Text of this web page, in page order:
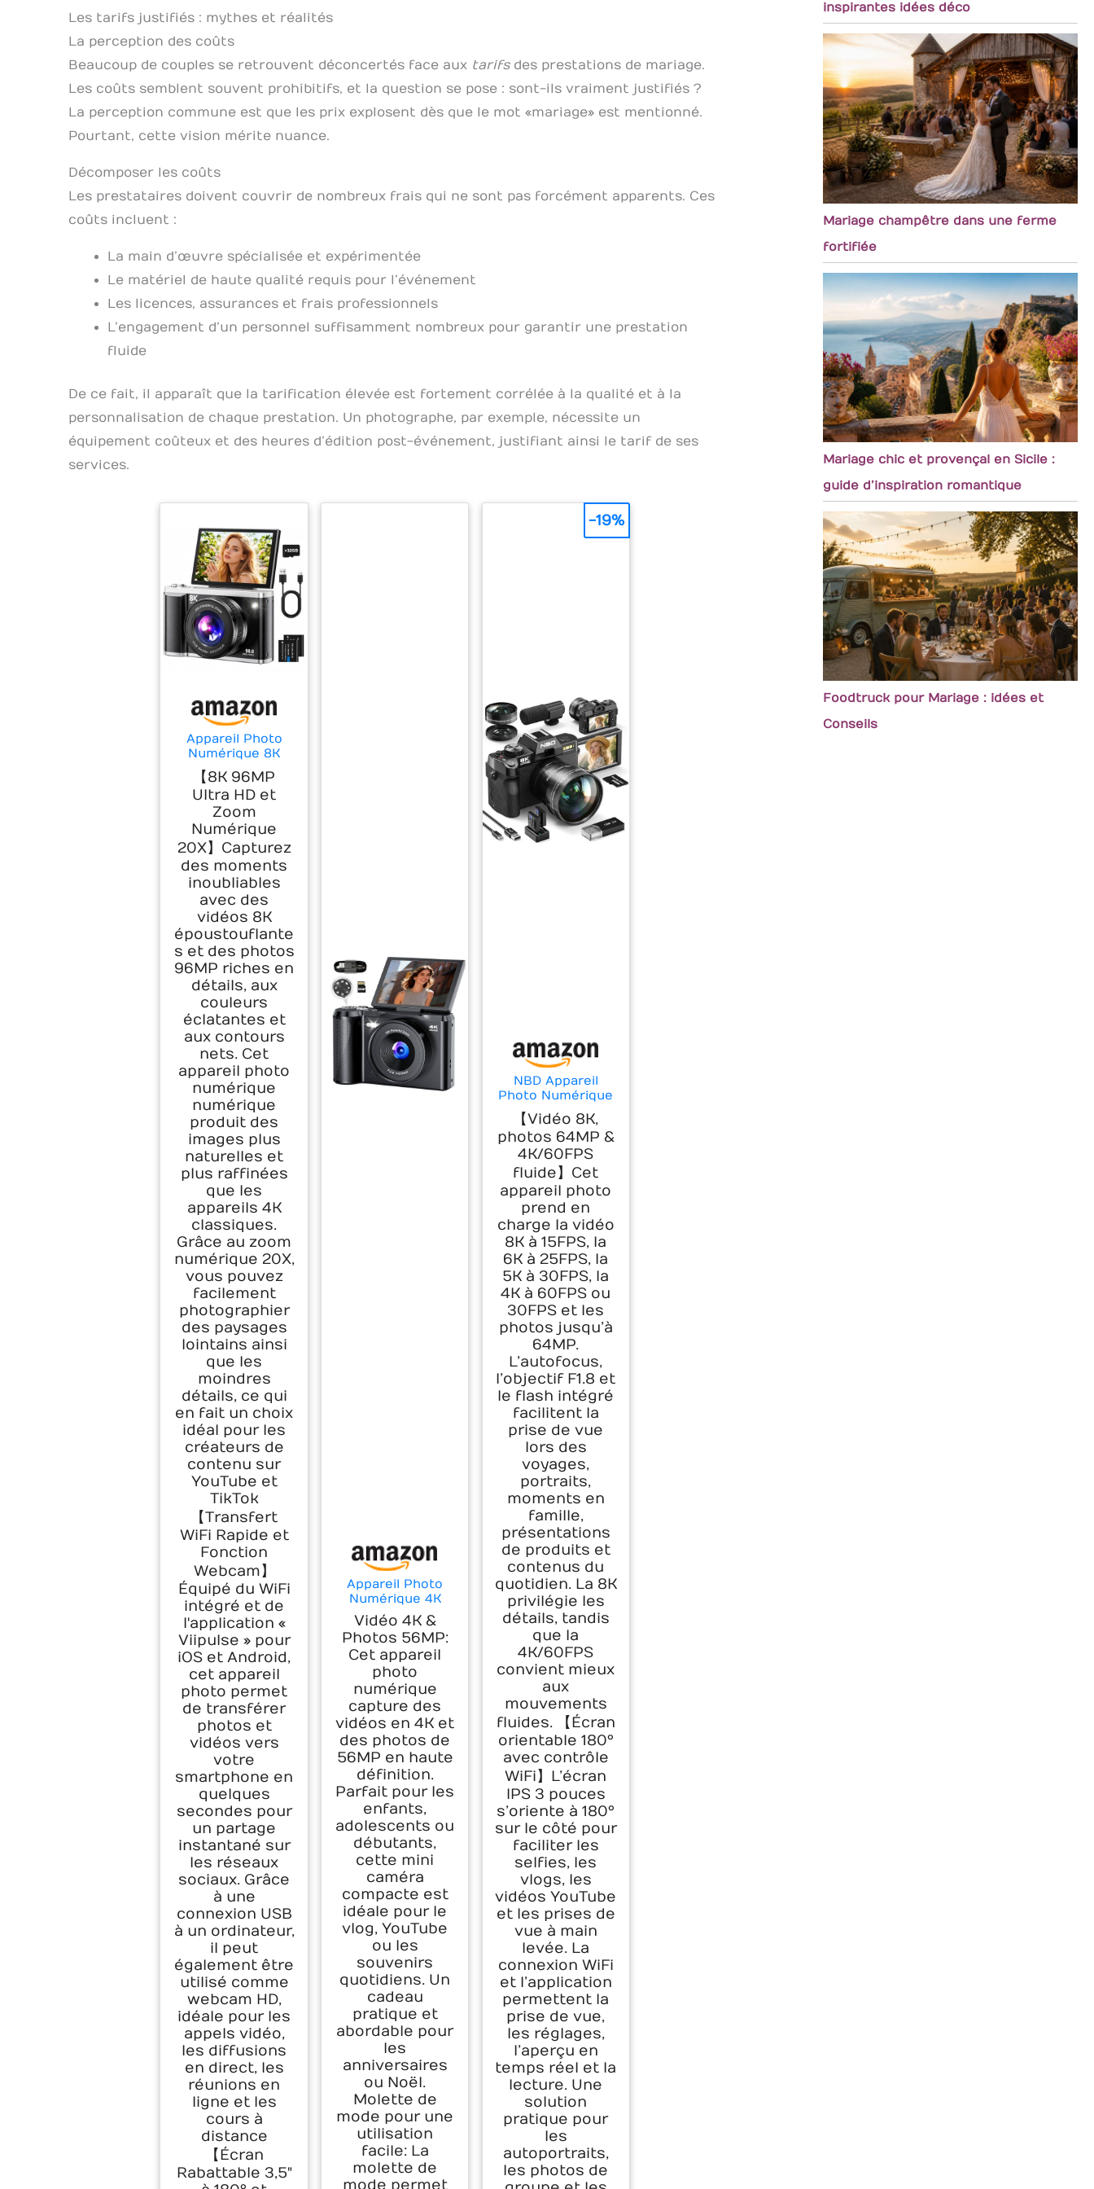
Les tarifs justifiés : mythes et réalités
La perception des coûts
Beaucoup de couples se retrouvent déconcertés face aux tarifsdes prestations de mariage.
Les coûts semblent souvent prohibitifs, et la question se pose : sont-ils vraiment justifiés ?
La perception commune est que les prix explosent dès que le mot « mariage » est mentionné.
Pourtant, cette vision mérite nuance.
Décomposer les coûts
Les prestataires doivent couvrir de nombreux frais qui ne sont pas forcément apparents. Ces
coûts incluent :
La main d’œuvre spécialisée et expérimentée
Le matériel de haute qualité requis pour l’événement
Les licences, assurances et frais professionnels
L’engagement d’un personnel suffisamment nombreux pour garantir une prestation
fluide
De ce fait, il apparaît que la tarification élevée est fortement corrélée à la qualité et à la
personnalisation de chaque prestation. Un photographe, par exemple, nécessite un
équipement coûteux et des heures d’édition post-événement, justifiant ainsi le tarif de ses
services.
Appareil Photo
Numérique 8K
96MP avec WiFi,
Zoom Numérique
20X, Appareil
Photo avec
Autofocus et
Stabilisation Anti-
Shake, Écran
Rabattable 3,5"
180°, Carte SD
32GB et 2
Batteries
【8K 96MP
Ultra HD et
Zoom
Numérique
20X】Capturez
des moments
inoubliables
avec des
vidéos 8K
époustouflante
s et des photos
96MP riches en
détails, aux
couleurs
éclatantes et
aux contours
nets. Cet
appareil photo
numérique
numérique
produit des
images plus
naturelles et
plus raffinées
que les
appareils 4K
classiques.
Grâce au zoom
numérique 20X,
vous pouvez
facilement
photographier
des paysages
lointains ainsi
que les
moindres
détails, ce qui
en fait un choix
idéal pour les
créateurs de
contenu sur
YouTube et
TikTok
【Transfert
WiFi Rapide et
Fonction
Webcam】
Équipé du WiFi
intégré et de
l'application «
Viipulse » pour
iOS et Android,
cet appareil
photo permet
de transférer
photos et
vidéos vers
votre
smartphone en
quelques
secondes pour
un partage
instantané sur
les réseaux
sociaux. Grâce
à une
connexion USB
à un ordinateur,
il peut
également être
utilisé comme
webcam HD,
idéale pour les
appels vidéo,
les diffusions
en direct, les
réunions en
ligne et les
cours à
distance
【Écran
Rabattable 3,5"
Appareil Photo
Numérique 4K
Digital: 56MP
Appareils
Numérique avec
molette de Mode
Écran Rabattable
180° - Camera
pour Vlog avec
Carte 32GB - pour
Adolescents
Débutants Adultes
Enfant
Vidéo 4K &
Photos 56MP:
Cet appareil
photo
numérique
capture des
vidéos en 4K et
des photos de
56MP en haute
définition.
Parfait pour les
enfants,
adolescents ou
débutants,
cette mini
caméra
compacte est
idéale pour le
vlog, YouTube
ou les
souvenirs
quotidiens. Un
cadeau
pratique et
abordable pour
les
anniversaires
ou Noël.
Molette de
mode pour une
utilisation
facile: La
molette de
NBD Appareil
Photo Numérique
8K 64MP,
Autofocus, Zoom
Numérique 16X,
Noir
【Vidéo 8K,
photos 64MP &
4K/60FPS
fluide】Cet
appareil photo
prend en
charge la vidéo
8K à 15FPS, la
6K à 25FPS, la
5K à 30FPS, la
4K à 60FPS ou
30FPS et les
photos jusqu’à
64MP.
L’autofocus,
l’objectif F1.8 et
le flash intégré
facilitent la
prise de vue
lors des
voyages,
portraits,
moments en
famille,
présentations
de produits et
contenus du
quotidien. La 8K
privilégie les
détails, tandis
que la
4K/60FPS
convient mieux
aux
mouvements
fluides. 【Écran
orientable 180°
avec contrôle
WiFi】L’écran
IPS 3 pouces
s’oriente à 180°
sur le côté pour
faciliter les
selfies, les
vlogs, les
vidéos YouTube
et les prises de
vue à main
levée. La
connexion WiFi
et l’application
permettent la
prise de vue,
les réglages,
l’aperçu en
temps réel et la
lecture. Une
solution
pratique pour
les
autoportraits,
les photos de
-19%
inspirantes idées déco
Mariage champêtre dans une ferme
fortifiée
Mariage chic et provençal en Sicile :
guide d’inspiration romantique
Foodtruck pour Mariage : idées et
Conseils